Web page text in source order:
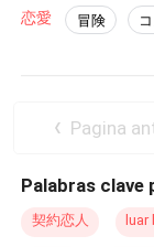
――このクリスマス
思いもしなか
ス。 偽りの愛は、いつ本物へと変わり始めるのか……？
授かった赤ちゃ
の子4. 女王の
まだ21歳の彼女
を持ち、甘く
恋愛 冒険
Pagina
Palabras clave
契約恋人 luar